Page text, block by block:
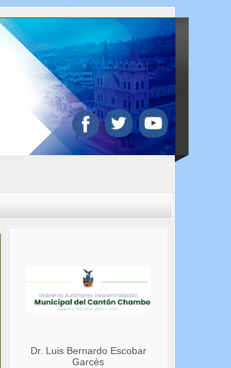
Dr. Luis Bernardo Escobar
Garcés